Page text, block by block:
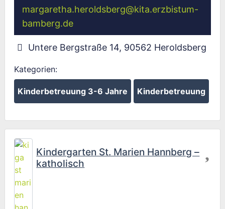
margaretha.heroldsberg@kita.erzbistum-
bamberg.de
Untere Bergstraße 14, 90562 Heroldsberg
Kategorien:
Kinderbetreuung 3-6 Jahre Kinderbetreuung
Kindergarten St. Marien Hannberg –
katholisch